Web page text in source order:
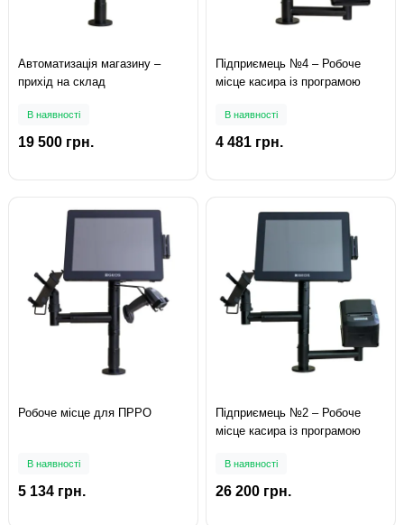
Автоматизація магазину –
прихід на склад
В наявності
19 500 грн.
Підприємець №4 – Робоче
місце касира із програмою
В наявності
4 481 грн.
Робоче місце для ПРРО
В наявності
5 134 грн.
Підприємець №2 – Робоче
місце касира із програмою
В наявності
26 200 грн.